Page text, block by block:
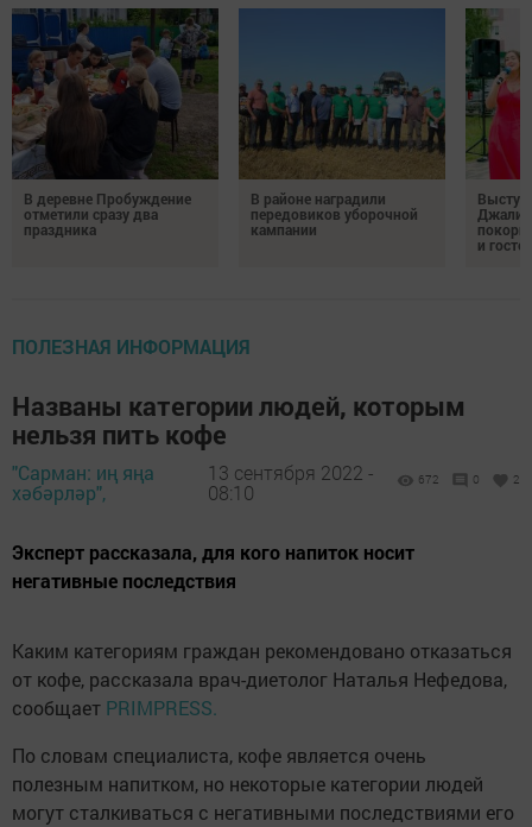
В деревне Пробуждение
отметили сразу два
праздника
В районе наградили
передовиков уборочной
кампании
и
ПОЛЕЗНАЯ ИНФОРМАЦИЯ
Названы категории людей, которым
нельзя пить кофе
"Сарман: иң яңа
хәбәрләр",
13 сентября 2022 -
08:10
672 0 2
Эксперт рассказала, для кого напиток носит
негативные последствия
Каким категориям граждан рекомендовано отказаться
от кофе, рассказала врач-диетолог Наталья Нефедова,
сообщает PRIMPRESS.
По словам специалиста, кофе является очень
полезным напитком, но некоторые категории людей
могут сталкиваться с негативными последствиями его